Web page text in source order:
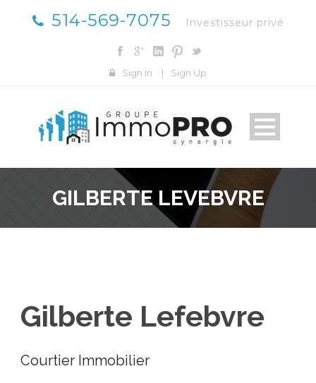
514-569-7075 Investisseur privé
Sign In | Sign Up
GILBERTE LEVEBVRE
Gilberte Lefebvre
Courtier Immobilier